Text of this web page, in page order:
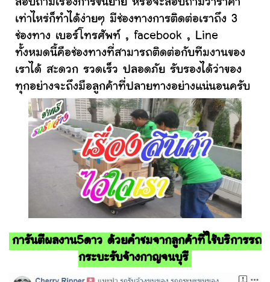
สอบถามเรื่องการขนย้าย หรือจะสอบถามว่าราคา
เท่าไหร่ก็ทำได้ง่ายๆ มีช่องทางการติดต่อเราถึง 3
ช่องทาง เบอร์โทรศัพท์ , facebook , Line
ทั้งหมดนี้คือช่องทางที่สามารถติดต่อกับทีมงานของ
เราได้ สะดวก รวดเร็ว ปลอดภัย รับรองได้ว่าของ
ทุกอย่างจะถึงมือลูกค้าที่ปลายทางอย่างแน่นอนครับ
การันตีผลงาน5ดาว ด้วยคำชมจากลูกค้าที่ใช้บริการรถ
กระบะรับจ้างกาญจนบุรี